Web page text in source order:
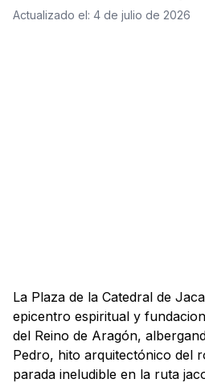
Actualizado el: 4 de julio de 2026
La Plaza de la Catedral de
epicentro espiritual y
del Reino de Aragón,
Pedro, hito arquitectónico del
parada ineludible en la ruta